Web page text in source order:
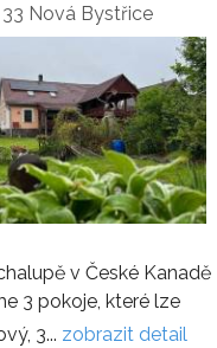
Nová Bystřice
v České Kanadě
3 pokoje, které lze
3... zobrazit detail